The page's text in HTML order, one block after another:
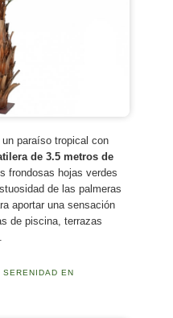
paraíso tropical con
de 3.5 metros de
frondosas hojas verdes
de las palmeras
aportar una sensación
de piscina, terrazas
EN